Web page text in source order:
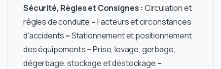
Sécurité, Règles et Consignes : Circulation et
règles de conduite –Facteurs et circonstances
d’accidents –Stationnement et positionnement
des équipements–Prise, levage, gerbage,
dégerbage, stockage et déstockage –